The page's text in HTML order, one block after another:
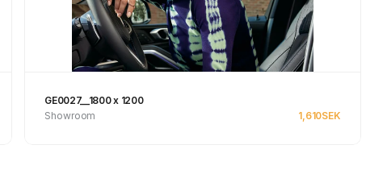
GE0027__1800 x 1200
Showroom
1,610SEK